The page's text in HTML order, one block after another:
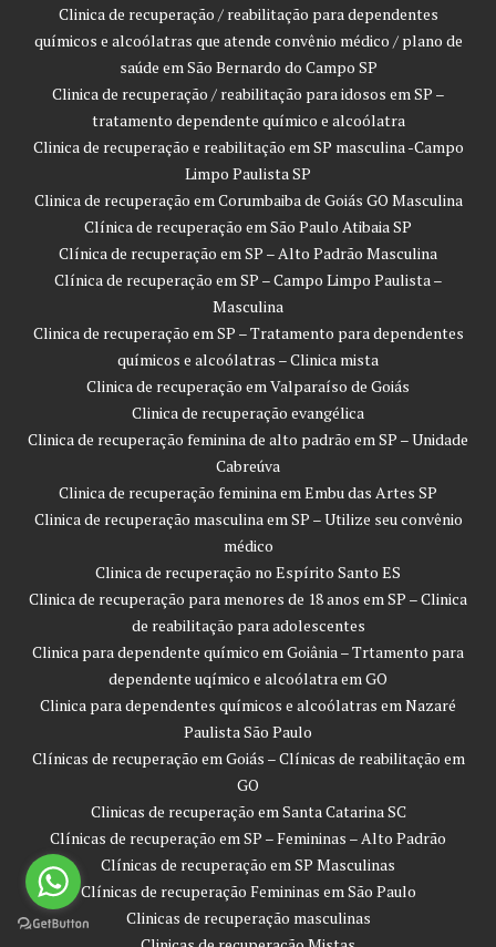
Clinica de recuperação / reabilitação para dependentes
químicos e alcoólatras que atende convênio médico / plano de
saúde em São Bernardo do Campo SP
Clinica de recuperação / reabilitação para idosos em SP –
tratamento dependente químico e alcoólatra
Clinica de recuperação e reabilitação em SP masculina -Campo
Limpo Paulista SP
Clinica de recuperação em Corumbaiba de Goiás GO Masculina
Clínica de recuperação em São Paulo Atibaia SP
Clínica de recuperação em SP – Alto Padrão Masculina
Clínica de recuperação em SP – Campo Limpo Paulista –
Masculina
Clinica de recuperação em SP – Tratamento para dependentes
químicos e alcoólatras – Clinica mista
Clinica de recuperação em Valparaíso de Goiás
Clinica de recuperação evangélica
Clinica de recuperação feminina de alto padrão em SP – Unidade
Cabreúva
Clinica de recuperação feminina em Embu das Artes SP
Clinica de recuperação masculina em SP – Utilize seu convênio
médico
Clinica de recuperação no Espírito Santo ES
Clinica de recuperação para menores de 18 anos em SP – Clinica
de reabilitação para adolescentes
Clinica para dependente químico em Goiânia – Trtamento para
dependente uqímico e alcoólatra em GO
Clinica para dependentes químicos e alcoólatras em Nazaré
Paulista São Paulo
Clínicas de recuperação em Goiás – Clínicas de reabilitação em
GO
Clinicas de recuperação em Santa Catarina SC
Clínicas de recuperação em SP – Femininas – Alto Padrão
Clínicas de recuperação em SP Masculinas
Clínicas de recuperação Femininas em São Paulo
Clinicas de recuperação masculinas